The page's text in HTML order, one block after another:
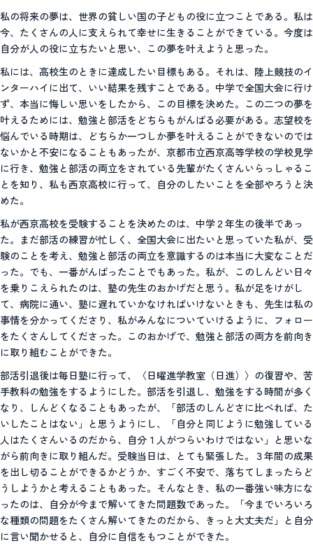
私の将来の夢は、世界の貧しい国の子どもの役に立つことである。私は
今、たくさんの人に支えられて幸せに生きることができている。今度は
自分が人の役に立ちたいと思い、この夢を叶えようと思った。
私には、高校生のときに達成したい目標もある。それは、陸上競技のイ
ンターハイに出て、いい結果を残すことである。中学で全国大会に行け
ず、本当に悔しい思いをしたから、この目標を決めた。この二つの夢を
叶えるためには、勉強と部活をどちらもがんばる必要がある。志望校を
悩んでいる時期は、どちらか一つしか夢を叶えることができないのでは
ないかと不安になることもあったが、京都市立西京高等学校の学校見学
に行き、勉強と部活の両立をされている先輩がたくさんいらっしゃるこ
とを知り、私も西京高校に行って、自分のしたいことを全部やろうと決
めた。
私が西京高校を受験することを決めたのは、中学２年生の後半であっ
た。まだ部活の練習が忙しく、全国大会に出たいと思っていた私が、受
験のことを考え、勉強と部活の両立を意識するのは本当に大変なことだ
った。でも、一番がんばったことでもあった。私が、このしんどい日々
を乗りこえられたのは、塾の先生のおかげだと思う。私が足をけがし
て、病院に通い、塾に遅れていかなければいけないときも、先生は私の
事情を分かってくださり、私がみんなについていけるように、フォロー
をたくさんしてくださった。このおかげで、勉強と部活の両方を前向き
に取り組むことができた。
部活引退後は毎日塾に行って、〈日曜進学教室（日進）〉の復習や、苦
手教科の勉強をするようにした。部活を引退し、勉強をする時間が多く
なり、しんどくなることもあったが、「部活のしんどさに比べれば、た
いしたことはない」と思うようにし、「自分と同じように勉強している
人はたくさんいるのだから、自分１人がつらいわけではない」と思いな
がら前向きに取り組んだ。受験当日は、とても緊張した。３年間の成果
を出し切ることができるかどうか、すごく不安で、落ちてしまったらど
うしようかと考えることもあった。そんなとき、私の一番強い味方にな
ったのは、自分が今まで解いてきた問題数であった。「今までいろいろ
な種類の問題をたくさん解いてきたのだから、きっと大丈夫だ」と自分
に言い聞かせると、自分に自信をもつことができた。